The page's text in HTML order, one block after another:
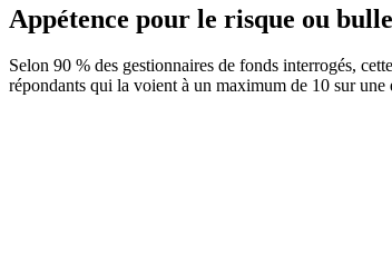
Appétence pour le risque ou
Selon 90 % des gestionnaires de fonds interrogés,
répondants qui la voient à un maximum de 10 sur une